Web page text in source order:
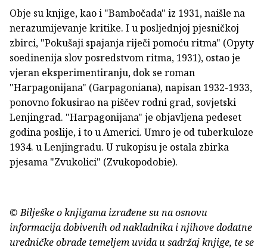
Obje su knjige, kao i "Bambočada" iz 1931, naišle na
nerazumijevanje kritike. I u posljednjoj pjesničkoj
zbirci, "Pokušaji spajanja riječi pomoću ritma" (Opyty
soedinenija slov posredstvom ritma, 1931), ostao je
vjeran eksperimentiranju, dok se roman
"Harpagonijana" (Garpagoniana), napisan 1932-1933,
ponovno fokusirao na piščev rodni grad, sovjetski
Lenjingrad. "Harpagonijana" je objavljena pedeset
godina poslije, i to u Americi. Umro je od tuberkuloze
1934. u Lenjingradu. U rukopisu je ostala zbirka
pjesama "Zvukolici" (Zvukopodobie).
© Bilješke o knjigama izrađene su na osnovu
informacija dobivenih od nakladnika i njihove dodatne
uredničke obrade temeljem uvida u sadržaj knjige, te se